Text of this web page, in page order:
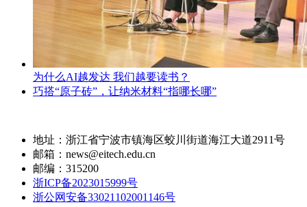
为什么AI越发达 我们越要读书？
巧搭“原子砖”，让纳米材料“指哪长哪”
地址：浙江省宁波市镇海区蛟川街道海江大道2911号
邮箱：news@eitech.edu.cn
邮编：315200
浙ICP备2023015999号
浙公网安备33021102001146号